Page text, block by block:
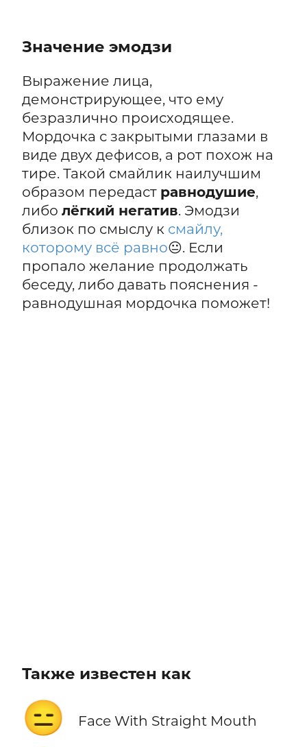
Значение эмодзи
Выражение лица,
демонстрирующее, что ему
безразлично происходящее.
Мордочка с закрытыми глазами в
виде двух дефисов, а рот похож на
тире. Такой смайлик наилучшим
образом передаст равнодушие,
либо лёгкий негатив. Эмодзи
близок по смыслу к смайлу,
которому всё равно😐. Если
пропало желание продолжать
беседу, либо давать пояснения -
равнодушная мордочка поможет!
Также известен как
😑 Face With Straight Mouth